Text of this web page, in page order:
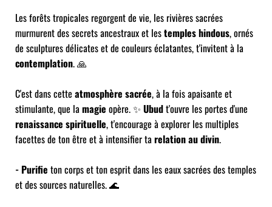
Les forêts tropicales regorgent de vie, les rivières sacrées
murmurent des secrets ancestraux et lestemples hindous, ornés
de sculptures délicates et de couleurs éclatantes, t'invitent à la
contemplation. 🙏
C'est dans cette atmosphère sacrée, à la fois apaisante et
stimulante, que lamagie opère. ✨ Ubudt'ouvre les portes d'une
renaissance spirituelle, t'encourage à explorer les multiples
facettes de ton être et à intensifier tarelation au divin.
- Purifie ton corps et ton esprit dans les eaux sacrées des temples
et des sources naturelles. 🌊